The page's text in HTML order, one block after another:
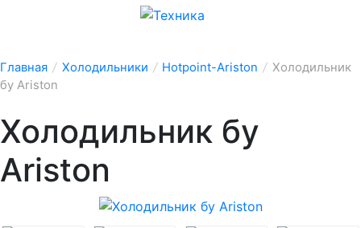
Главная / Холодильники / Hotpoint-Ariston / Холодильник
бу Ariston
Холодильник бу
Ariston